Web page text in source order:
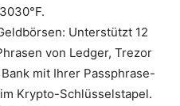
Unterstützt 12
von Ledger, Trezor
mit Ihrer Passphrase-
Krypto-Schlüsselstapel.